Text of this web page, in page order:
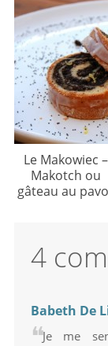
Le Makowiec –
Makotch ou
gâteau au
4
Babeth De
Je me